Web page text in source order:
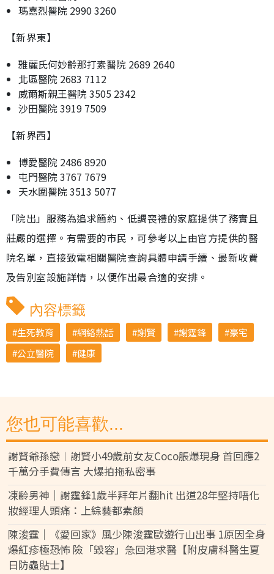
瑪嘉烈醫院 2990 3260
【新界東】
雅麗氏何妙齡那打素醫院 2689 2640
北區醫院 2683 7112
威爾斯親王醫院 3505 2342
沙田醫院 3919 7509
【新界西】
博愛醫院 2486 8920
屯門醫院 3767 7679
天水圍醫院 3513 5077
「院出」服務為追求簡約、低調喪禮的家庭提供了務實且
莊嚴的選擇。有需要的市民，可參考以上由官方提供的醫
院名單，直接致電相關醫院查詢具體申請手續、最新收費
及告別室設施詳情，以便作出最合適的安排。
內容標籤
生死教育 網絡熱話 謝賢 謝霆鋒
豪宅
公立醫院
健康
您也可能喜歡...
謝賢爺孫戀︱謝賢小49歲前女友Coco脹爆現身 首回應2
千萬分手費傳言 大爆拍拖私密事
凍齡男神｜謝霆鋒1歲半拜年片翻hit 出道28年堅持唔化
妝經理人頭痛：上綜藝都素顏
陳浚霆｜《愛回家》風少陳浚霆歐遊行山出事 1原因全身
爆紅疹極恐怖 險「毀容」急回港求醫【附皮膚科醫生夏
日防蟲貼士】